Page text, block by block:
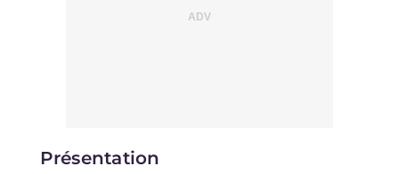
Présentation